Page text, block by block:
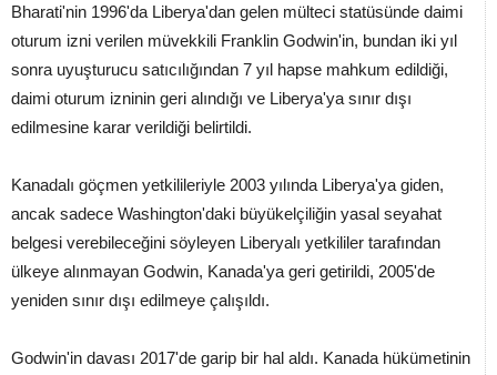
Bharati'nin 1996'da Liberya'dan gelen mülteci statüsünde daimi
oturum izni verilen müvekkili Franklin Godwin'in, bundan iki yıl
sonra uyuşturucu satıcılığından 7 yıl hapse mahkum edildiği,
daimi oturum izninin geri alındığı ve Liberya'ya sınır dışı
edilmesine karar verildiği belirtildi.
Kanadalı göçmen yetkilileriyle 2003 yılında Liberya'ya giden,
ancak sadece Washington'daki büyükelçiliğin yasal seyahat
belgesi verebileceğini söyleyen Liberyalı yetkililer tarafından
ülkeye alınmayan Godwin, Kanada'ya geri getirildi, 2005'de
yeniden sınır dışı edilmeye çalışıldı.
Godwin'in davası 2017'de garip bir hal aldı. Kanada hükümetinin